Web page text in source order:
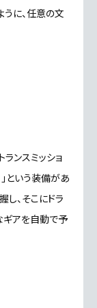
うに、任意の文
ランスミッショ
」という装備があ
し、そこにドラ
ギアを自動で予